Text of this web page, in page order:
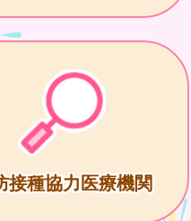
接種協力医療機関